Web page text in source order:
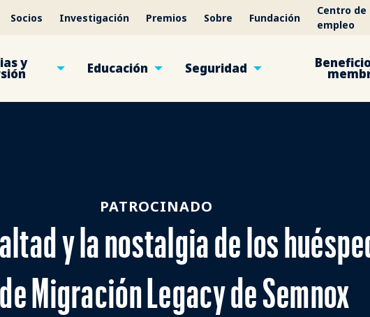
Socios Investigación Premios Sobre Fundación
Centro de
empleo
y Educación Seguridad
PATROCINADO
y la nostalgia de los
Migración Legacy de Semnox